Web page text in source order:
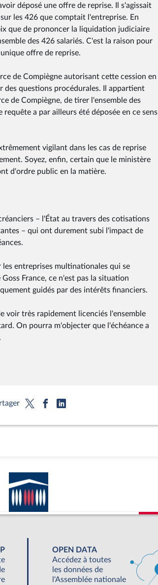
déposé une offre de reprise. Il s'agissait
les 426 que comptait l'entreprise. En
que de prononcer la liquidation judiciaire
des 426 salariés. C'est la raison pour
offre de reprise.
de Compiègne autorisant cette cession en
des questions procédurales. Il appartient
de Compiègne, de tirer l'ensemble des
a par ailleurs été déposée en ce sens
vigilant dans les cas de reprise
Soyez, enfin, certain que le ministère
d'ordre public en la matière.
– l'État au travers des cotisations
– qui ont durement subi l'impact de
entreprises multinationales qui se
France, ce n'est pas la situation
guidés par des intérêts financiers.
voir très rapidement licenciés l'ensemble
On pourra m'objecter que l'échéance a
OPEN DATA
Accédez à toutes
les données de
l'Assemblée nationale